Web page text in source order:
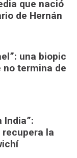
que nació
de Hernán
una biopic
no termina de
India”:
recupera la